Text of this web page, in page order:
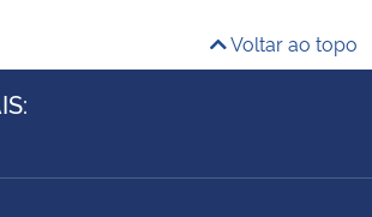
Voltar ao topo